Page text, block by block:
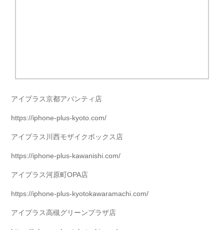
アイプラス京都アバンティ店
https://iphone-plus-kyoto.com/
アイプラス川西モザイクボックス店
https://iphone-plus-kawanishi.com/
アイプラス河原町OPA店
https://iphone-plus-kyotokawaramachi.com/
アイプラス高槻グリーンプラザ店